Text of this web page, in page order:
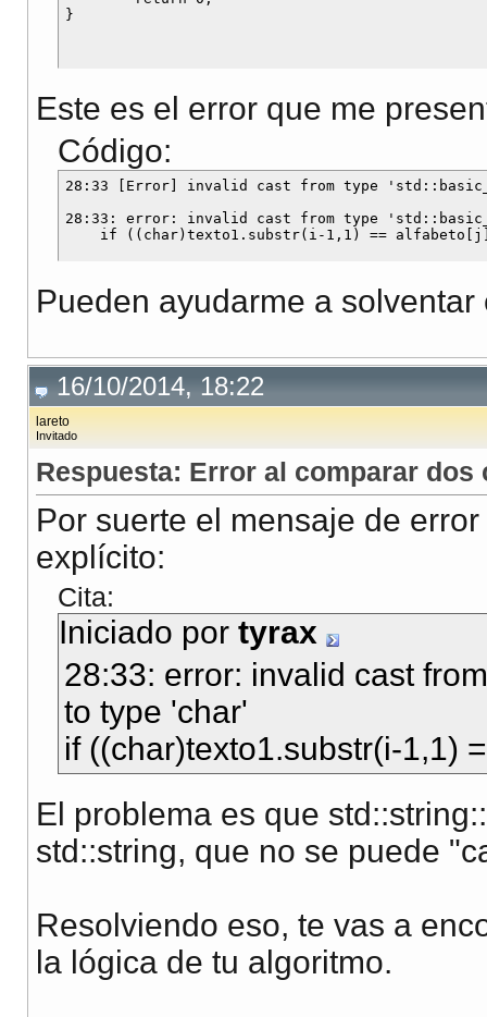
Este es el error que me
Código:
28:33 [Error] invalid cast from type
28:33: error: invalid cast from type
Pueden ayudarme a solventar
16/10/2014, 18:22
lareto
Invitado
Respuesta: Error al comparar dos
Por suerte el mensaje de
explícito:
Cita:
Iniciado por tyrax
28:33: error: invalid cast
to type 'char'
if ((char)texto1.substr(i-1,1)
El problema es que
std::string, que no se puede
Resolviendo eso, te vas a
la lógica de tu algoritmo.